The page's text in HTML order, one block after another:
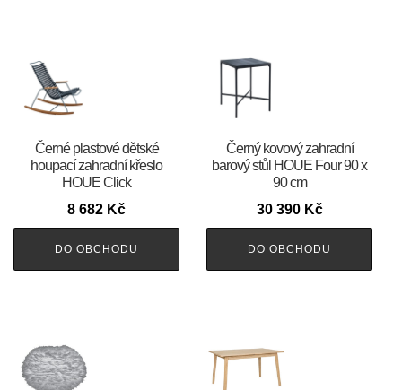
Černé plastové dětské
houpací zahradní křeslo
HOUE Click
8 682 Kč
DO OBCHODU
Černý kovový zahradní
barový stůl HOUE Four 90 x
90 cm
30 390 Kč
DO OBCHODU